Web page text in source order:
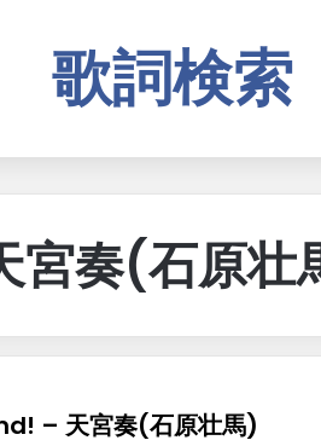
歌詞検索
宮奏(石原壮
– 天宮奏(石原壮馬)